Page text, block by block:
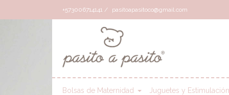
+573006714141 / pasitoapasitoco@gmail.com
Bolsas de Maternidad Juguetes y Estimulación